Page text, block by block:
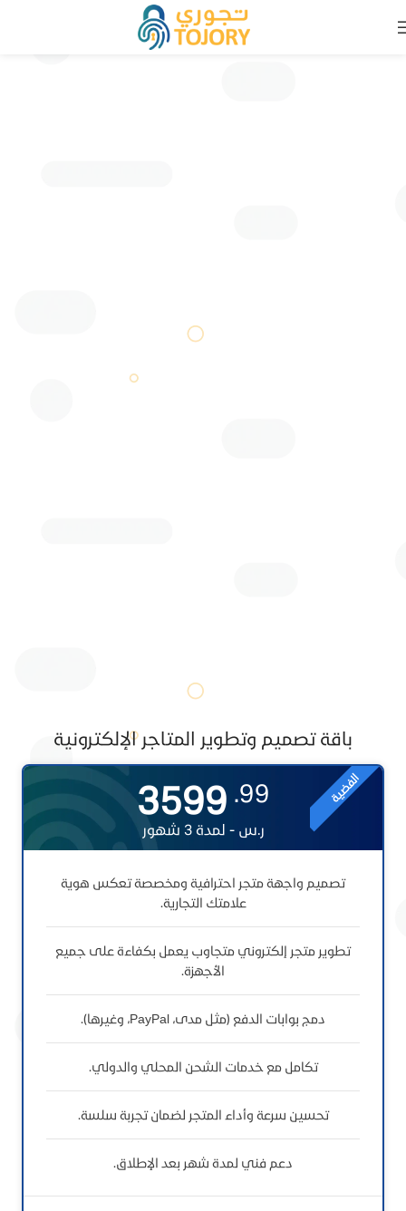
باقة تصميم وتطوير المتاجر الإلكترونية
الفضية 99.
3599
ر.س - لمدة 3 شهور
تصميم واجهة متجر احترافية ومخصصة تعكس هوية
علامتك التجارية.
تطوير متجر إلكتروني متجاوب يعمل بكفاءة على جميع
الأجهزة.
دمج بوابات الدفع (مثل مدى، PayPal، وغيرها).
تكامل مع خدمات الشحن المحلي والدولي.
تحسين سرعة وأداء المتجر لضمان تجربة سلسة.
دعم فني لمدة شهر بعد الإطلاق.